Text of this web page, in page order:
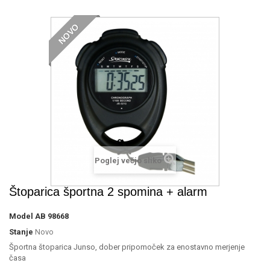
NOVO
Poglej večjo sliko
Štoparica športna 2 spomina + alarm
Model AB 98668
Stanje Novo
Športna štoparica Junso, dober pripomoček za enostavno merjenje
časa